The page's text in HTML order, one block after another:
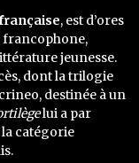
, est d’ores
francophone,
jeunesse.
dont la trilogie
destinée à un
lui a par
la catégorie